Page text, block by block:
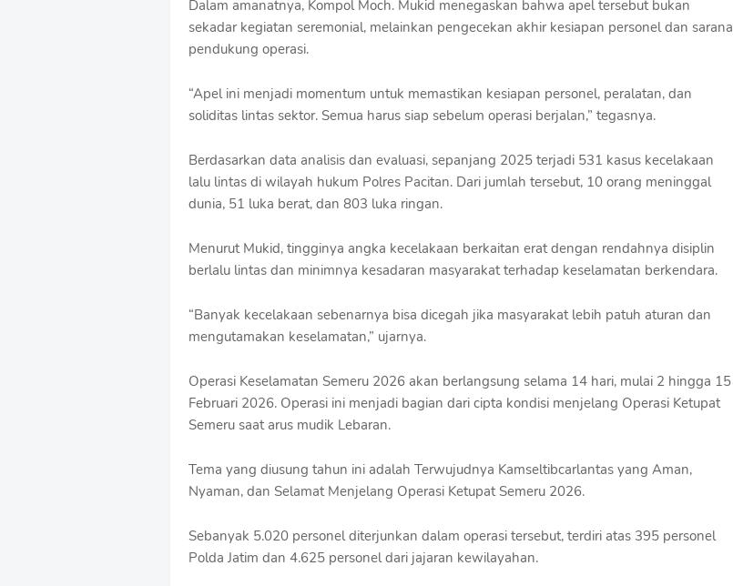
Dalam amanatnya, Kompol Moch. Mukid menegaskan bahwa apel tersebut bukan
sekadar kegiatan seremonial, melainkan pengecekan akhir kesiapan personel dan sarana
pendukung operasi.
“Apel ini menjadi momentum untuk memastikan kesiapan personel, peralatan, dan
soliditas lintas sektor. Semua harus siap sebelum operasi berjalan,” tegasnya.
Berdasarkan data analisis dan evaluasi, sepanjang 2025 terjadi 531 kasus kecelakaan
lalu lintas di wilayah hukum Polres Pacitan. Dari jumlah tersebut, 10 orang meninggal
dunia, 51 luka berat, dan 803 luka ringan.
Menurut Mukid, tingginya angka kecelakaan berkaitan erat dengan rendahnya disiplin
berlalu lintas dan minimnya kesadaran masyarakat terhadap keselamatan berkendara.
“Banyak kecelakaan sebenarnya bisa dicegah jika masyarakat lebih patuh aturan dan
mengutamakan keselamatan,” ujarnya.
Operasi Keselamatan Semeru 2026 akan berlangsung selama 14 hari, mulai 2 hingga 15
Februari 2026. Operasi ini menjadi bagian dari cipta kondisi menjelang Operasi Ketupat
Semeru saat arus mudik Lebaran.
Tema yang diusung tahun ini adalah Terwujudnya Kamseltibcarlantas yang Aman,
Nyaman, dan Selamat Menjelang Operasi Ketupat Semeru 2026.
Sebanyak 5.020 personel diterjunkan dalam operasi tersebut, terdiri atas 395 personel
Polda Jatim dan 4.625 personel dari jajaran kewilayahan.
f
f
e
m
p
a
t
e
s